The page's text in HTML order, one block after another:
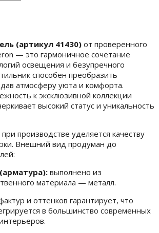
(артикул 41430) от проверенного
— это гармоничное сочетание
освещения и безупречного
способен преобразить
атмосферу уюта и комфорта.
к эксклюзивной коллекции
высокий статус и уникальность
производстве уделяется качеству
Внешний вид продуман до
выполнено из
материала — металл.
и оттенков гарантирует, что
в большинство современных